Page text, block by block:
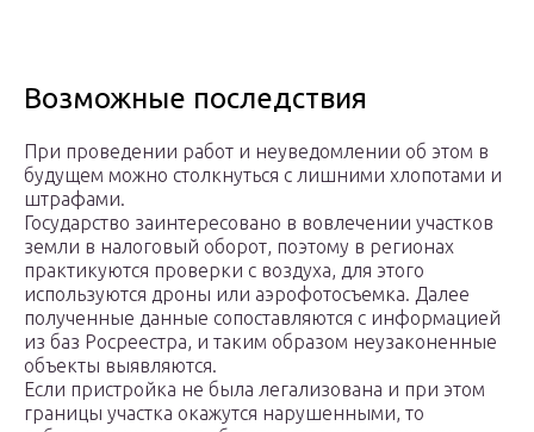
Возможные последствия
При проведении работ и неуведомлении об этом в
будущем можно столкнуться с лишними хлопотами и
штрафами.
Государство заинтересовано в вовлечении участков
земли в налоговый оборот, поэтому в регионах
практикуются проверки с воздуха, для этого
используются дроны или аэрофотосъемка. Далее
полученные данные сопоставляются с информацией
из баз Росреестра, и таким образом неузаконенные
объекты выявляются.
Если пристройка не была легализована и при этом
границы участка окажутся нарушенными, то